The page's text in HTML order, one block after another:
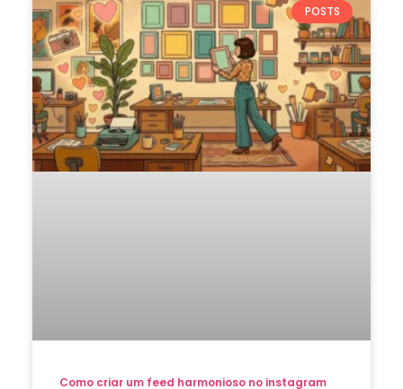
POSTS
Como criar um feed harmonioso no instagram